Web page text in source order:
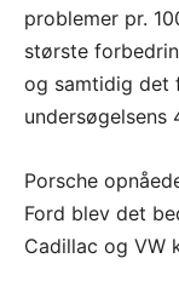
problemer pr.
største
og samtidig det
undersøgelsens
Porsche
Ford blev det
Cadillac og VW